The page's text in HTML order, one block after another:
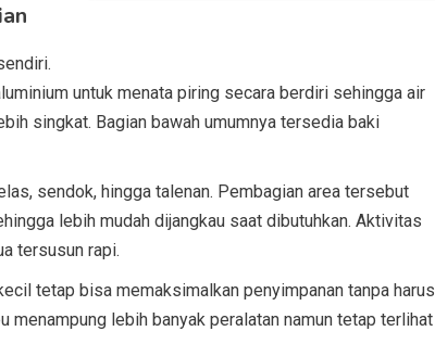
untuk menata piring secara berdiri sehingga air
singkat. Bagian bawah umumnya tersedia baki
sendok, hingga talenan. Pembagian area tersebut
lebih mudah dijangkau saat dibutuhkan. Aktivitas
tersusun rapi.
tetap bisa memaksimalkan penyimpanan tanpa harus
menampung lebih banyak peralatan namun tetap terlihat